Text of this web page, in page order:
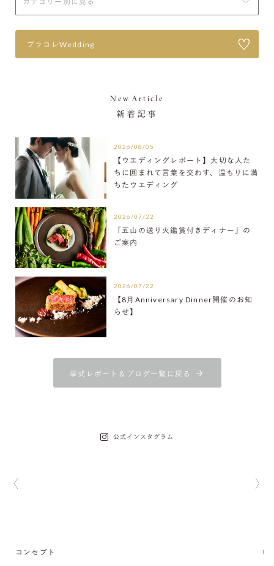
プラコレWedding
New Article
新着記事
2026/08/05
【ウエディングレポート】大切な人た
ちに囲まれて言葉を交わす、温もりに満
ちたウエディング
2026/07/22
「五山の送り火鑑賞付きディナー」の
ご案内
2026/07/22
【8月Anniversary Dinner開催のお知
らせ】
挙式レポート＆ブログ一覧に戻る
公式インスタグラム
コンセプト